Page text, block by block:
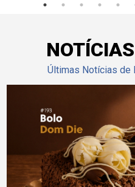
Últimas Notícias de